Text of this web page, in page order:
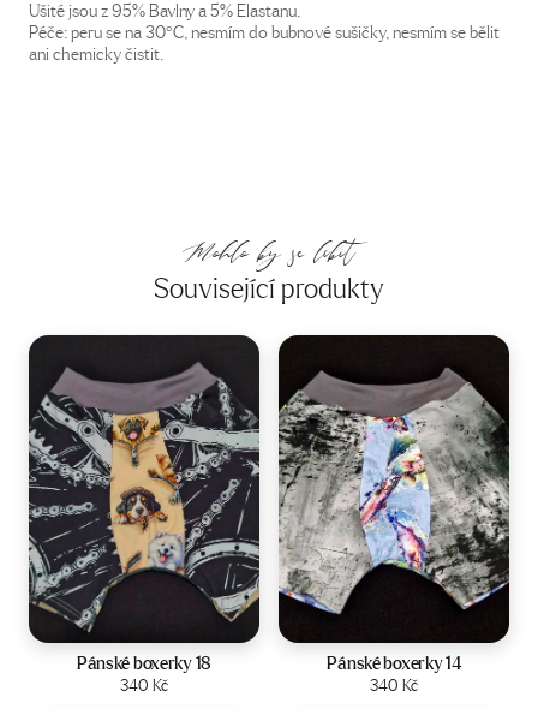
Ušité jsou z 95% Bavlny a 5% Elastanu.
Péče: peru se na 30°C, nesmím do bubnové sušičky, nesmím se bělit
ani chemicky čistit.
Mohlo by se líbit
Související produkty
Velikost:
Pánské boxerky 18
340 Kč
Zobrazit produkt
Pánské boxerky 14
340 Kč
Zobrazit produkt